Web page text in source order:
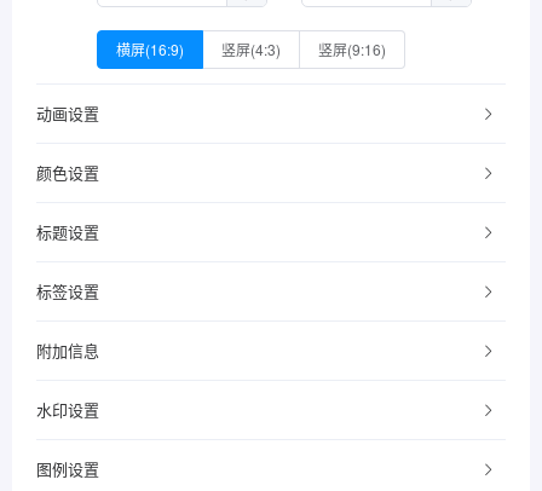
横屏(16:9) 竖屏(4:3) 竖屏(9:16)
动画设置
颜色设置
标题设置
标签设置
附加信息
水印设置
图例设置